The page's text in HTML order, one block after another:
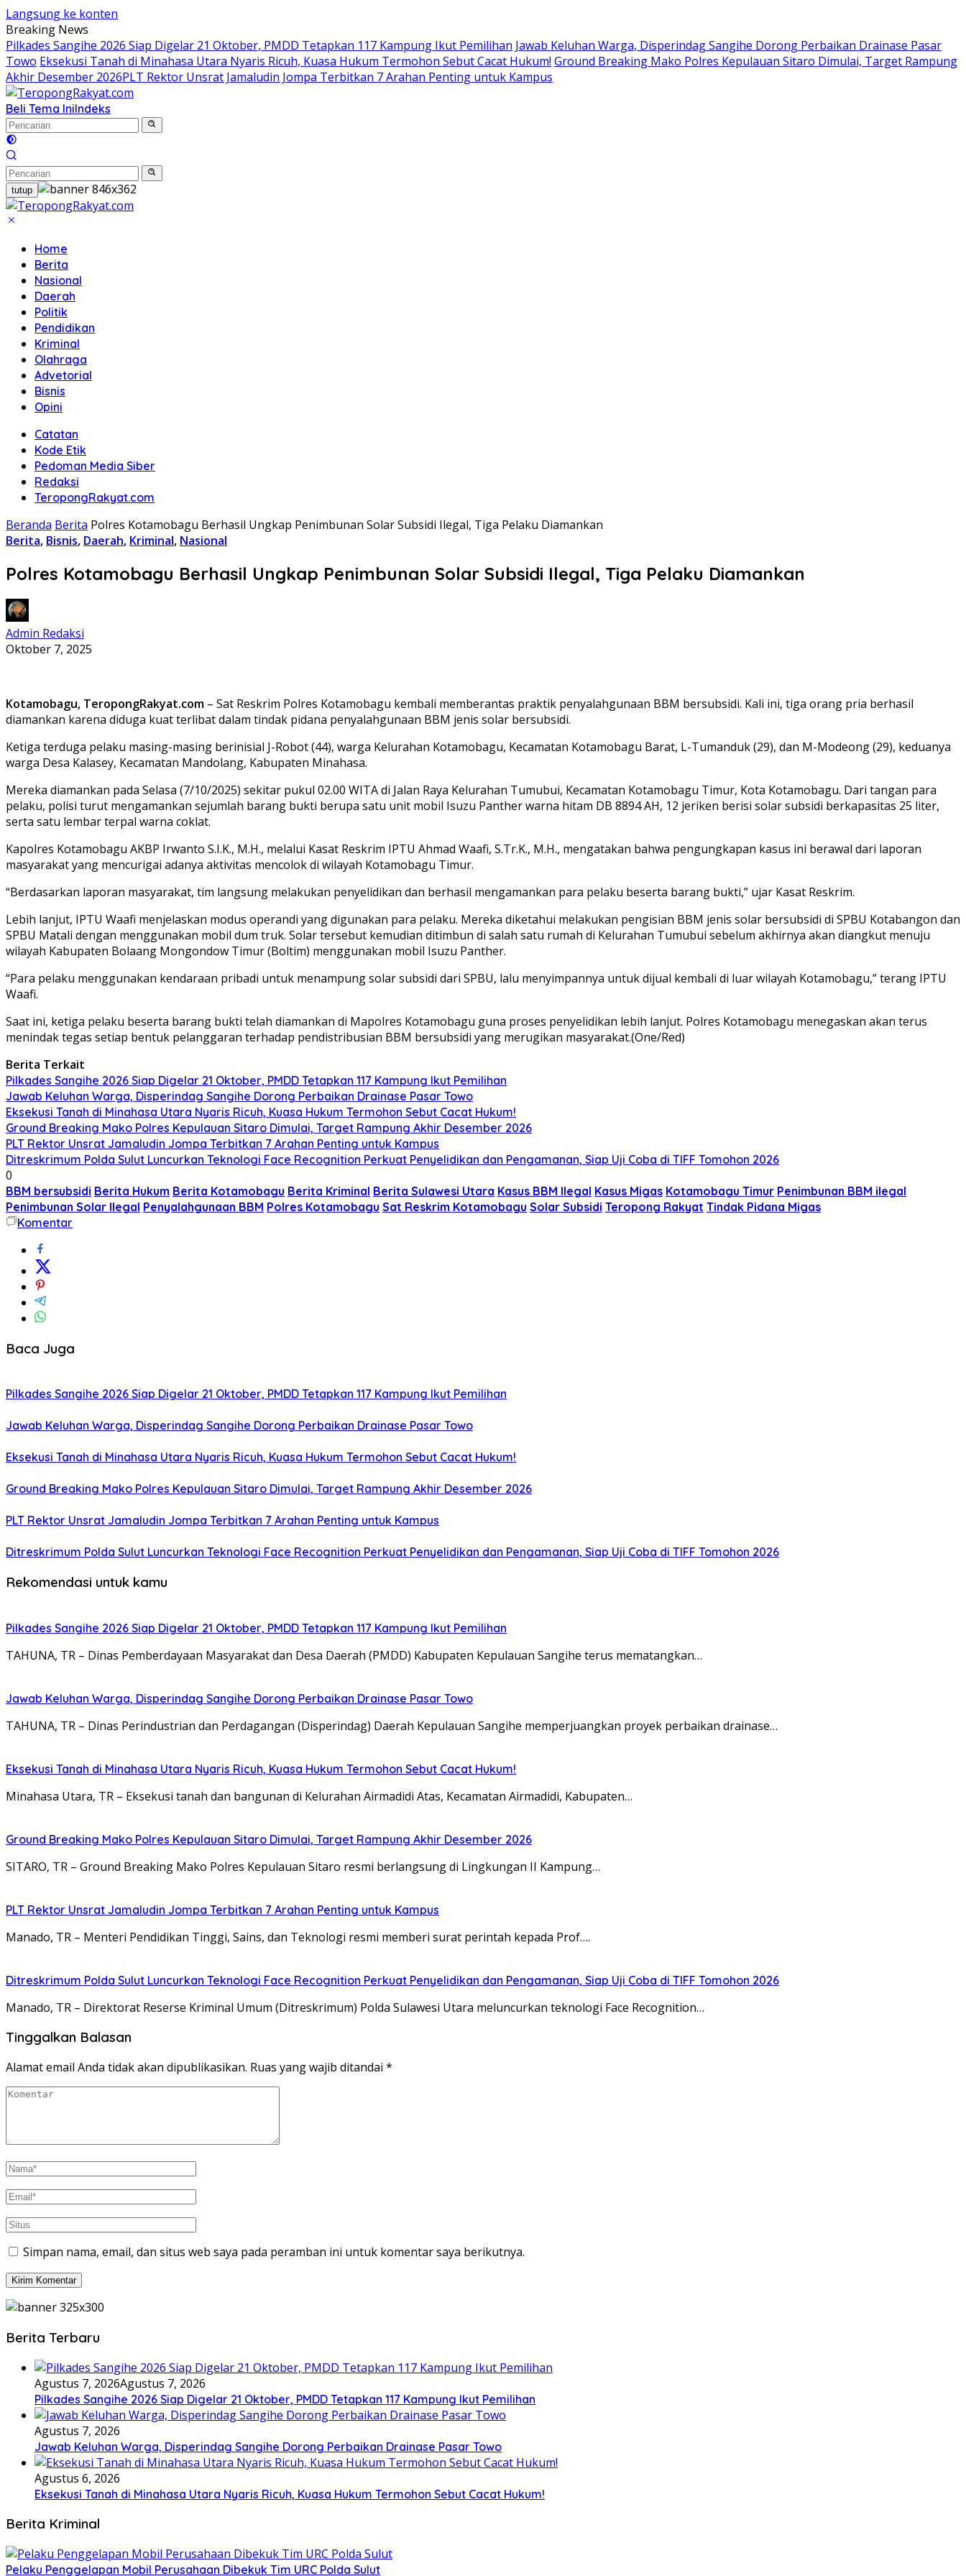
Langsung ke konten
Breaking News
Pilkades Sangihe 2026 Siap Digelar 21 Oktober, PMDD Tetapkan 117 Kampung Ikut Pemilihan Jawab Keluhan Warga, Disperindag Sangihe Dorong Perbaikan Drainase Pasar
Towo Eksekusi Tanah di Minahasa Utara Nyaris Ricuh, Kuasa Hukum Termohon Sebut Cacat Hukum! Ground Breaking Mako Polres Kepulauan Sitaro Dimulai, Target Rampung
Akhir Desember 2026​PLT Rektor Unsrat Jamaludin Jompa Terbitkan 7 Arahan Penting untuk Kampus
Beli Tema IniIndeks
tutup
Home
Berita
Nasional
Daerah
Politik
Pendidikan
Kriminal
Olahraga
Advetorial
Bisnis
Opini
Catatan
Kode Etik
Pedoman Media Siber
Redaksi
TeropongRakyat.com
Beranda Berita Polres Kotamobagu Berhasil Ungkap Penimbunan Solar Subsidi Ilegal, Tiga Pelaku Diamankan
Berita, Bisnis, Daerah, Kriminal, Nasional
Polres Kotamobagu Berhasil Ungkap Penimbunan Solar Subsidi Ilegal, Tiga Pelaku Diamankan
Admin Redaksi
Oktober 7, 2025
Kotamobagu, TeropongRakyat.com – Sat Reskrim Polres Kotamobagu kembali memberantas praktik penyalahgunaan BBM bersubsidi. Kali ini, tiga orang pria berhasil
diamankan karena diduga kuat terlibat dalam tindak pidana penyalahgunaan BBM jenis solar bersubsidi.
Ketiga terduga pelaku masing-masing berinisial J-Robot (44), warga Kelurahan Kotamobagu, Kecamatan Kotamobagu Barat, L-Tumanduk (29), dan M-Modeong (29), keduanya
warga Desa Kalasey, Kecamatan Mandolang, Kabupaten Minahasa.
Mereka diamankan pada Selasa (7/10/2025) sekitar pukul 02.00 WITA di Jalan Raya Kelurahan Tumubui, Kecamatan Kotamobagu Timur, Kota Kotamobagu. Dari tangan para
pelaku, polisi turut mengamankan sejumlah barang bukti berupa satu unit mobil Isuzu Panther warna hitam DB 8894 AH, 12 jeriken berisi solar subsidi berkapasitas 25 liter,
serta satu lembar terpal warna coklat.
Kapolres Kotamobagu AKBP Irwanto S.I.K., M.H., melalui Kasat Reskrim IPTU Ahmad Waafi, S.Tr.K., M.H., mengatakan bahwa pengungkapan kasus ini berawal dari laporan
masyarakat yang mencurigai adanya aktivitas mencolok di wilayah Kotamobagu Timur.
“Berdasarkan laporan masyarakat, tim langsung melakukan penyelidikan dan berhasil mengamankan para pelaku beserta barang bukti,” ujar Kasat Reskrim.
Lebih lanjut, IPTU Waafi menjelaskan modus operandi yang digunakan para pelaku. Mereka diketahui melakukan pengisian BBM jenis solar bersubsidi di SPBU Kotabangon dan
SPBU Matali dengan menggunakan mobil dum truk. Solar tersebut kemudian ditimbun di salah satu rumah di Kelurahan Tumubui sebelum akhirnya akan diangkut menuju
wilayah Kabupaten Bolaang Mongondow Timur (Boltim) menggunakan mobil Isuzu Panther.
“Para pelaku menggunakan kendaraan pribadi untuk menampung solar subsidi dari SPBU, lalu menyimpannya untuk dijual kembali di luar wilayah Kotamobagu,” terang IPTU
Waafi.
Saat ini, ketiga pelaku beserta barang bukti telah diamankan di Mapolres Kotamobagu guna proses penyelidikan lebih lanjut. Polres Kotamobagu menegaskan akan terus
menindak tegas setiap bentuk pelanggaran terhadap pendistribusian BBM bersubsidi yang merugikan masyarakat.(One/Red)
Berita Terkait
Pilkades Sangihe 2026 Siap Digelar 21 Oktober, PMDD Tetapkan 117 Kampung Ikut Pemilihan
Jawab Keluhan Warga, Disperindag Sangihe Dorong Perbaikan Drainase Pasar Towo
Eksekusi Tanah di Minahasa Utara Nyaris Ricuh, Kuasa Hukum Termohon Sebut Cacat Hukum!
Ground Breaking Mako Polres Kepulauan Sitaro Dimulai, Target Rampung Akhir Desember 2026
​PLT Rektor Unsrat Jamaludin Jompa Terbitkan 7 Arahan Penting untuk Kampus
Ditreskrimum Polda Sulut Luncurkan Teknologi Face Recognition Perkuat Penyelidikan dan Pengamanan, Siap Uji Coba di TIFF Tomohon 2026
0
BBM bersubsidi Berita Hukum Berita Kotamobagu Berita Kriminal Berita Sulawesi Utara Kasus BBM Ilegal Kasus Migas Kotamobagu Timur Penimbunan BBM ilegal
Penimbunan Solar Ilegal Penyalahgunaan BBM Polres Kotamobagu Sat Reskrim Kotamobagu Solar Subsidi Teropong Rakyat Tindak Pidana Migas
Komentar
Baca Juga
Pilkades Sangihe 2026 Siap Digelar 21 Oktober, PMDD Tetapkan 117 Kampung Ikut Pemilihan
Jawab Keluhan Warga, Disperindag Sangihe Dorong Perbaikan Drainase Pasar Towo
Eksekusi Tanah di Minahasa Utara Nyaris Ricuh, Kuasa Hukum Termohon Sebut Cacat Hukum!
Ground Breaking Mako Polres Kepulauan Sitaro Dimulai, Target Rampung Akhir Desember 2026
​PLT Rektor Unsrat Jamaludin Jompa Terbitkan 7 Arahan Penting untuk Kampus
Ditreskrimum Polda Sulut Luncurkan Teknologi Face Recognition Perkuat Penyelidikan dan Pengamanan, Siap Uji Coba di TIFF Tomohon 2026
Rekomendasi untuk kamu
Pilkades Sangihe 2026 Siap Digelar 21 Oktober, PMDD Tetapkan 117 Kampung Ikut Pemilihan
TAHUNA, TR – Dinas Pemberdayaan Masyarakat dan Desa Daerah (PMDD) Kabupaten Kepulauan Sangihe terus mematangkan…
Jawab Keluhan Warga, Disperindag Sangihe Dorong Perbaikan Drainase Pasar Towo
TAHUNA, TR – Dinas Perindustrian dan Perdagangan (Disperindag) Daerah Kepulauan Sangihe memperjuangkan proyek perbaikan drainase…
Eksekusi Tanah di Minahasa Utara Nyaris Ricuh, Kuasa Hukum Termohon Sebut Cacat Hukum!
Minahasa Utara, TR – Eksekusi tanah dan bangunan di Kelurahan Airmadidi Atas, Kecamatan Airmadidi, Kabupaten…
Ground Breaking Mako Polres Kepulauan Sitaro Dimulai, Target Rampung Akhir Desember 2026
SITARO, TR – Ground Breaking Mako Polres Kepulauan Sitaro resmi berlangsung di Lingkungan II Kampung…
​PLT Rektor Unsrat Jamaludin Jompa Terbitkan 7 Arahan Penting untuk Kampus
Manado, TR – ​Menteri Pendidikan Tinggi, Sains, dan Teknologi resmi memberi surat perintah kepada Prof….
Ditreskrimum Polda Sulut Luncurkan Teknologi Face Recognition Perkuat Penyelidikan dan Pengamanan, Siap Uji Coba di TIFF Tomohon 2026
Manado, TR – Direktorat Reserse Kriminal Umum (Ditreskrimum) Polda Sulawesi Utara meluncurkan teknologi Face Recognition…
Tinggalkan Balasan
Alamat email Anda tidak akan dipublikasikan. Ruas yang wajib ditandai *
Simpan nama, email, dan situs web saya pada peramban ini untuk komentar saya berikutnya.
Berita Terbaru
Agustus 7, 2026Agustus 7, 2026
Pilkades Sangihe 2026 Siap Digelar 21 Oktober, PMDD Tetapkan 117 Kampung Ikut Pemilihan
Agustus 7, 2026
Jawab Keluhan Warga, Disperindag Sangihe Dorong Perbaikan Drainase Pasar Towo
Agustus 6, 2026
Eksekusi Tanah di Minahasa Utara Nyaris Ricuh, Kuasa Hukum Termohon Sebut Cacat Hukum!
Berita Kriminal
​Pelaku Penggelapan Mobil Perusahaan Dibekuk Tim URC Polda Sulut